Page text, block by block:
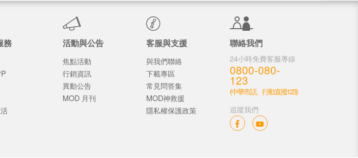
務 活動與公告
焦點活動
行銷資訊
異動公告
MOD 月刊
客服與支援
與我們聯絡
下載專區
常見問答集
MOD神救援
隱私權保護政策
聯絡我們
24小時免費客服專線
0800-080-
123
(中華市話、行動直撥123)
追蹤我們